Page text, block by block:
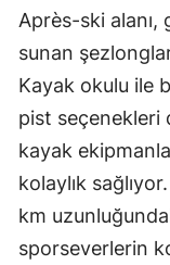
Après-ski alanı,
sunan
Kayak okulu ile
pist seçenekleri
kayak
kolaylık
km
sporseverlerin